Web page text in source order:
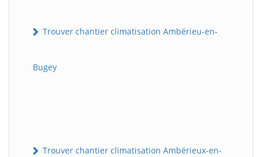
Trouver chantier climatisation Ambérieu-en-
Bugey
Trouver chantier climatisation Ambérieux-en-